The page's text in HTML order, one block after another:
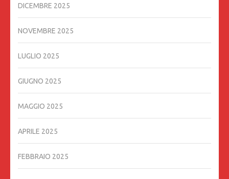
DICEMBRE 2025
NOVEMBRE 2025
LUGLIO 2025
GIUGNO 2025
MAGGIO 2025
APRILE 2025
FEBBRAIO 2025